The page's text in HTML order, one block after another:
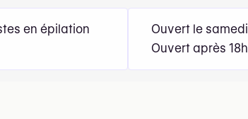
en épilation
Ouvert le samedi
Ouvert après 18h